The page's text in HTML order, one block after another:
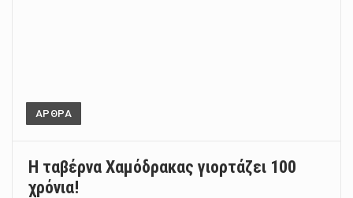
ΑΡΘΡΑ
Η ταβέρνα Χαμόδρακας γιορτάζει 100
χρόνια!